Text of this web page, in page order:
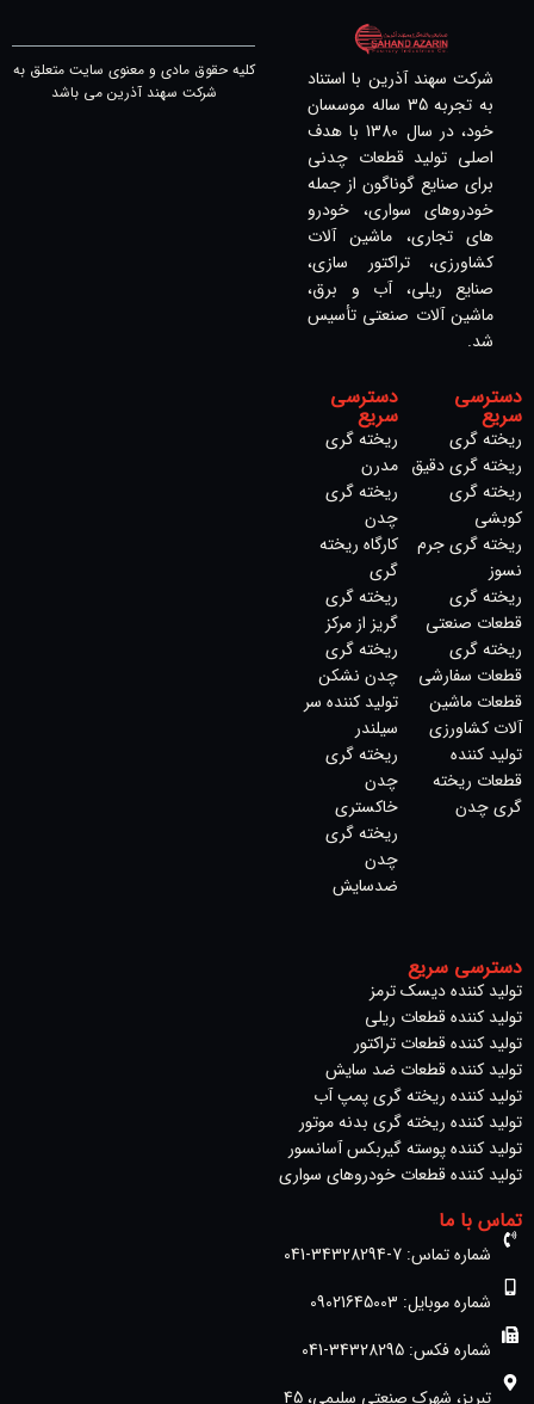
شرکت سهند آذرین با استناد
به تجربه 35 ساله موسسان
خود، در سال 1380 با هدف
اصلی تولید قطعات چدنی
برای صنایع گوناگون از جمله
خودروهای سواری، خودرو
های تجاری، ماشین آلات
کشاورزی، تراکتور سازی،
صنایع ریلی، آب و برق،
ماشین آلات صنعتی تأسیس
شد.
دسترسی
سریع
ریخته گری
ریخته گری دقیق
ریخته گری
کوبشی
ریخته گری جرم
نسوز
ریخته گری
قطعات صنعتی
ریخته گری
قطعات سفارشی
قطعات ماشین
آلات کشاورزی
تولید کننده
قطعات ریخته
گری چدن
دسترسی
سریع
ریخته گری
مدرن
ریخته گری
چدن
کارگاه ریخته
گری
ریخته گری
گریز از مرکز
ریخته گری
چدن نشکن
تولید کننده سر
سیلندر
ریخته گری
چدن
خاکستری
ریخته‌ گری
چدن
ضدسایش
دسترسی سریع
تولید کننده دیسک ترمز​
تولید کننده قطعات ریلی
تولید کننده قطعات تراکتور
تولید کننده قطعات ضد سایش
تولید کننده ریخته گری پمپ آب
تولید کننده ریخته گری بدنه موتور
تولید کننده پوسته گیربکس آسانسور
تولید کننده قطعات خودروهای سواری
تماس با ما
شماره تماس: 7-34328294-041
شماره موبایل: 09021645003
شماره فکس: 34328295-041
تبریز، شهرک صنعتی سلیمی، 45
کلیه حقوق مادی و معنوی سایت متعلق به
شرکت سهند آذرین می باشد